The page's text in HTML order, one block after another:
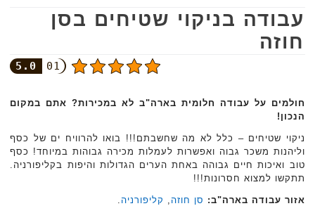
עבודה בניקוי שטיחים בסן
חוזה
5.0 01
חולמים על עבודה חלומית בארה"ב לא במכירות? אתם במקום
הנכון!
ניקוי שטיחים – כלל לא מה שחשבתם!!! בואו להרוויח ים של כסף
וליהנות משכר גבוה ואפשרות לעמלות מכירה גבוהות במיוחד! כסף
טוב ואיכות חיים גבוהה באחת הערים הגדולות והיפות בקליפורניה.
תתקשו למצוא חסרונות!!!
אזור עבודה בארה"ב: סן חוזה קליפורניה